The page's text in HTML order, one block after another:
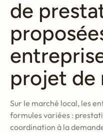
de
projet de
Sur le marché local, les
formules variées :
coordination à la